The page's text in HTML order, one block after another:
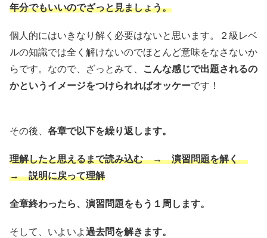
年分でもいいのでざっと見ましょう。
個人的にはいきなり解く必要はないと思います。２級レベ
ルの知識では全く解けないのでほとんど意味をなさないか
らです。なので、ざっとみて、
こんな感じで出題されるの
かというイメージをつけられればオッケーです！
その後、 各章で以下を繰り返します。
理解したと思えるまで読み込む → 演習問題を解く
→ 説明に戻って理解
全章終わったら、演習問題をもう１周します。
そして、いよいよ過去問を解きます。